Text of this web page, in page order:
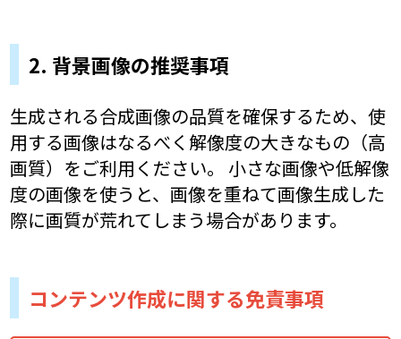
2. 背景画像の推奨事項
生成される合成画像の品質を確保するため、使
用する画像はなるべく解像度の大きなもの（高
画質）をご利用ください。 小さな画像や低解像
度の画像を使うと、画像を重ねて画像生成した
際に画質が荒れてしまう場合があります。
コンテンツ作成に関する免責事項